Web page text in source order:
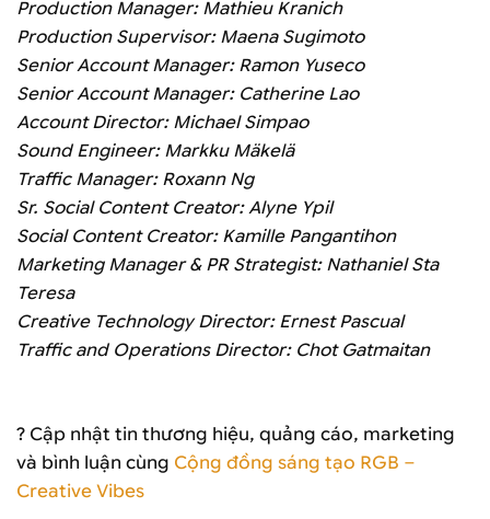
Production Manager: Mathieu Kranich
Production Supervisor: Maena Sugimoto
Senior Account Manager: Ramon Yuseco
Senior Account Manager: Catherine Lao
Account Director: Michael Simpao
Sound Engineer: Markku Mäkelä
Traffic Manager: Roxann Ng
Sr. Social Content Creator: Alyne Ypil
Social Content Creator: Kamille Pangantihon
Marketing Manager & PR Strategist: Nathaniel Sta
Teresa
Creative Technology Director: Ernest Pascual
Traffic and Operations Director: Chot Gatmaitan
? Cập nhật tin thương hiệu, quảng cáo, marketing
và bình luận cùng Cộng đồng sáng tạo RGB –
Creative Vibes